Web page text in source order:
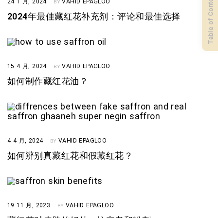
24 1 月, 2024 BY VAHID EPAGLOO
2024年最佳藏红花补充剂：评论和最佳选择
15 4 月, 2024 BY VAHID EPAGLOO
如何制作藏红花油？
4 4 月, 2024 BY VAHID EPAGLOO
如何辨别真藏红花和假藏红花？
19 11 月, 2023 BY VAHID EPAGLOO
Table of Contents